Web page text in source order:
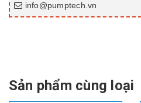
info@pumptech.vn
Sản phẩm cùng loại